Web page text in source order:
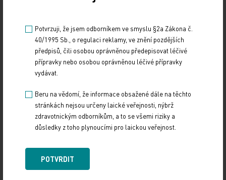
Zdroj: ČTK
Sdílejte článek
Potvrzuji, že jsem odborníkem ve smyslu §2a Zákona č.
40/1995 Sb., o regulaci reklamy, ve znění pozdějších
předpisů, čili osobou oprávněnou předepisovat léčivé
přípravky nebo osobou oprávněnou léčivé přípravky
vydávat.
Beru na vědomí, že informace obsažené dále na těchto
stránkách nejsou určeny laické veřejnosti, nýbrž
zdravotnickým odborníkům, a to se všemi riziky a
důsledky z toho plynoucími pro laickou veřejnost.
POTVRDIT